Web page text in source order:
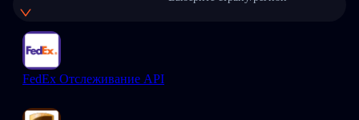
FedEx Отслеживание API